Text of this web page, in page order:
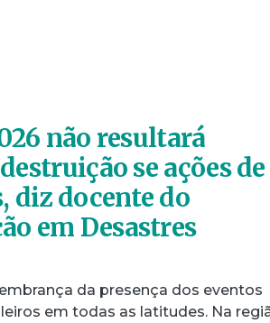
não resultará
se ações de
diz docente do
em Desastres
da presença dos eventos
em todas as latitudes. Na